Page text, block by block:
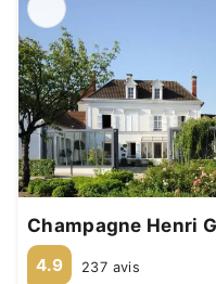
Champagne Henri
4.9 237 avis